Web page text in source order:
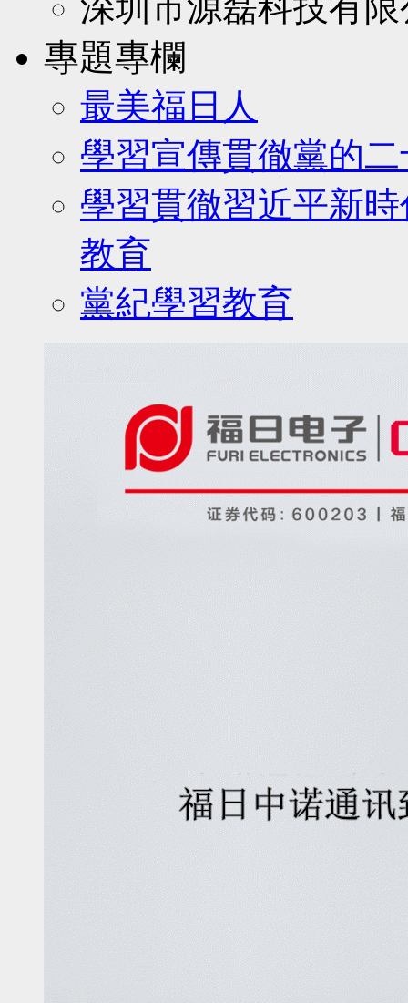
專題專欄
最美福日人
學習宣傳貫徹黨的
學習貫徹習近平新
教育
黨紀學習教育